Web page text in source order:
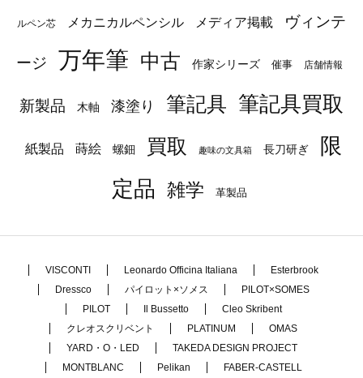
ルペン芯 メカニカルペンシル メディア掲載 ヴィンテ
ージ 万年筆 中古 作家シリーズ 催事 店舗情報
新製品 木軸 漆塗り 筆記具 筆記具買取
紙製品 蒔絵 螺鈿 買取 趣味の文具箱 長刀研ぎ
限
定品
雑学 革製品
VISCONTI Leonardo Officina Italiana
Esterbrook
Dressco
パイロット×ソメス
PILOT×SOMES
PILOT
Il Bussetto
Cleo Skribent
クレオスクリベント
PLATINUM
OMAS
YARD・O・LED
TAKEDA DESIGN PROJECT
MONTBLANC
Pelikan
FABER-CASTELL